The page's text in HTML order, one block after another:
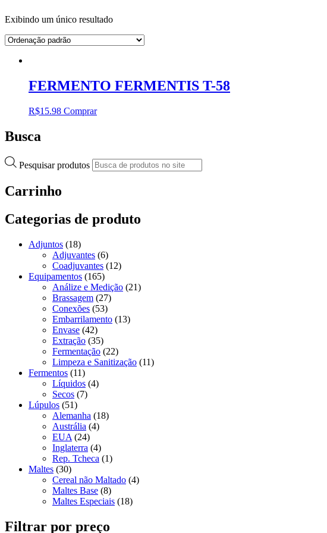
Exibindo um único resultado
FERMENTO FERMENTIS T-58
R$15.98 Comprar
Busca
Pesquisar produtos
Carrinho
Categorias de produto
Adjuntos (18)
Adjuvantes (6)
Coadjuvantes (12)
Equipamentos (165)
Análize e Medição (21)
Brassagem (27)
Conexões (53)
Embarrilamento (13)
Envase (42)
Extração (35)
Fermentação (22)
Limpeza e Sanitização (11)
Fermentos (11)
Líquidos (4)
Secos (7)
Lúpulos (51)
Alemanha (18)
Austrália (4)
EUA (24)
Inglaterra (4)
Rep. Tcheca (1)
Maltes (30)
Cereal não Maltado (4)
Maltes Base (8)
Maltes Especiais (18)
Filtrar por preço